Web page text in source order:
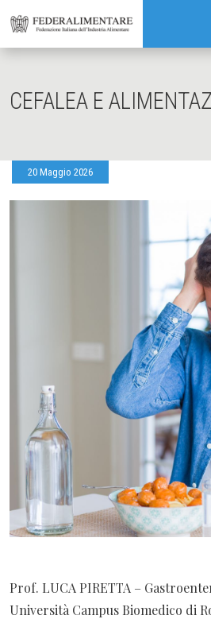
CEFALEA E
20 Maggio 2026
Prof. LUCA PIRETTA –
Università Campus Biomedico di